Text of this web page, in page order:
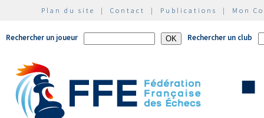
Plan du site | Contact | Publications | Mon
Rechercher un joueur Rechercher un club